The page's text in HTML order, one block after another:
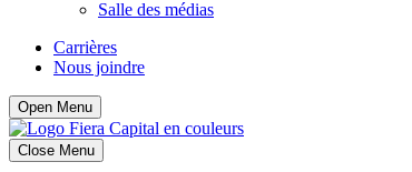
Salle des médias
Carrières
Nous joindre
Open Menu
Close Menu